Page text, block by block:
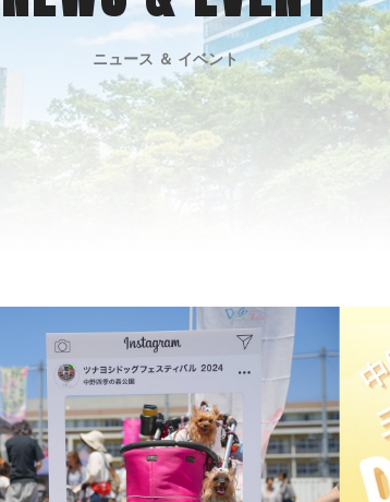
ニュース ＆ イベント